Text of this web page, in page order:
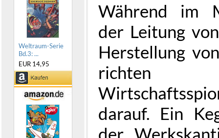
Weltraum-Serie
Bd.3: ...
EUR 14,95
Während im
der Leitung
Herstellung
richten
darauf. Ein
der